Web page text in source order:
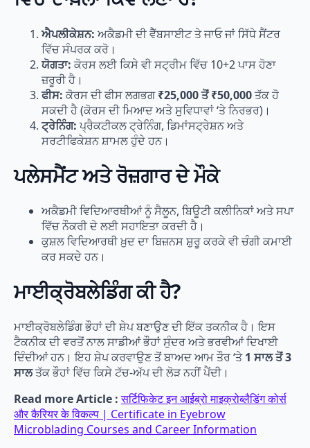
ਐਪਲੀਕੇਸ਼ਨ: ਅਕੈਡਮੀ ਦੀ ਵੈੱਬਸਾਈਟ ਤੇ ਜਾਓ ਜਾਂ ਸਿੱਧੇ ਸੈਂਟਰ
ਵਿੱਚ ਸੰਪਰਕ ਕਰੋ।
ਯੋਗਤਾ: ਕੋਰਸ ਲਈ ਕਿਸੇ ਵੀ ਸਟ੍ਰੀਮ ਵਿੱਚ 10+2 ਪਾਸ ਹੋਣਾ
ਜ਼ਰੂਰੀ ਹੈ।
ਫੀਸ: ਕੋਰਸ ਦੀ ਫੀਸ ਲਗਭਗ₹25,000 ਤੋਂ ₹50,000ਤੱਕ ਹੋ
ਸਕਦੀ ਹੈ (ਕੋਰਸ ਦੀ ਮਿਆਦ ਅਤੇ ਸੁਵਿਧਾਵਾਂ ‘ਤੇ ਨਿਰਭਰ)।
ਟ੍ਰੇਨਿੰਗ: ਪ੍ਰੈਕਟੀਕਲ ਟ੍ਰੇਨਿੰਗ, ਡਿਮਾਂਸਟ੍ਰੇਸ਼ਨ ਅਤੇ
ਸਰਟੀਫਿਕੇਸ਼ਨ ਸ਼ਾਮਲ ਹੁੰਦੇ ਹਨ।
ਪਲੇਸਮੈਂਟ ਅਤੇ ਰੋਜ਼ਗਾਰ ਦੇ ਮੌਕੇ
ਅਕੈਡਮੀ ਵਿਦਿਆਰਥੀਆਂ ਨੂੰ ਸੈਲੂਨ, ਬਿਊਟੀ ਕਲੀਨਿਕਾਂ ਅਤੇ ਸਪਾ
ਵਿੱਚ ਨੌਕਰੀ ਦੇ ਲਈ ਸਹਾਇਤਾ ਕਰਦੀ ਹੈ।
ਕੁਸ਼ਲ ਵਿਦਿਆਰਥੀ ਖ਼ੁਦ ਦਾ ਬਿਜ਼ਨਸ ਸ਼ੁਰੂ ਕਰਕੇ ਵੀ ਚੰਗੀ ਕਮਾਈ
ਕਰ ਸਕਦੇ ਹਨ।
ਮਾਈਕ੍ਰੋਬਲੇਡਿੰਗ ਕੀ ਹੈ?
ਮਾਈਕ੍ਰੋਬਲੇਡਿੰਗ ਭੌਹਾਂ ਦੀ ਸ਼ੇਪ ਬਣਾਉਣ ਦੀ ਇੱਕ ਤਕਨੀਕ ਹੈ। ਇਸ
ਟੈਕਨੀਕ ਦੀ ਵਰਤੋਂ ਨਾਲ ਸਾਡੀਆਂ ਭੌਹਾਂ ਸੁੰਦਰ ਅਤੇ ਭਰਵੀਆਂ ਦਿਖਾਈ
ਦਿੰਦੀਆਂ ਹਨ। ਇਹ ਸ਼ੇਪ ਕਰਵਾਉਣ ਤੋਂ ਬਾਅਦ ਆਮ ਤੌਰ ‘ਤੇ1 ਸਾਲ ਤੋਂ 3
ਸਾਲਤੱਕ ਭੌਹਾਂ ਵਿੱਚ ਕਿਸੇ ਟੱਚ-ਅੱਪ ਦੀ ਲੋੜ ਨਹੀਂ ਪੈਂਦੀ।
Read more Article : सर्टिफिकेट इन आईब्रो माइक्रोब्लैडिंग कोर्स
और कैरियर के विकल्प | Certificate in Eyebrow
Microblading Courses and Career Information